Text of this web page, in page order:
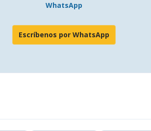
WhatsApp
Escríbenos por WhatsApp